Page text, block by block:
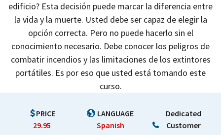
edificio? Esta decisión puede marcar la diferencia entre
la vida y la muerte. Usted debe ser capaz de elegir la
opción correcta. Pero no puede hacerlo sin el
conocimiento necesario. Debe conocer los peligros de
combatir incendios y las limitaciones de los extintores
portátiles. Es por eso que usted está tomando este
curso.
PRICE
29.95
LANGUAGE
Spanish
Dedicated
Customer